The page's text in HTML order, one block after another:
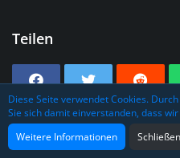
Teilen
Tags
Diese Seite verwendet Cookies.
Sie sich damit einverstanden, dass
Weitere Informationen
Schließen